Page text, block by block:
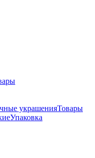
украшенияТовары
Упаковка